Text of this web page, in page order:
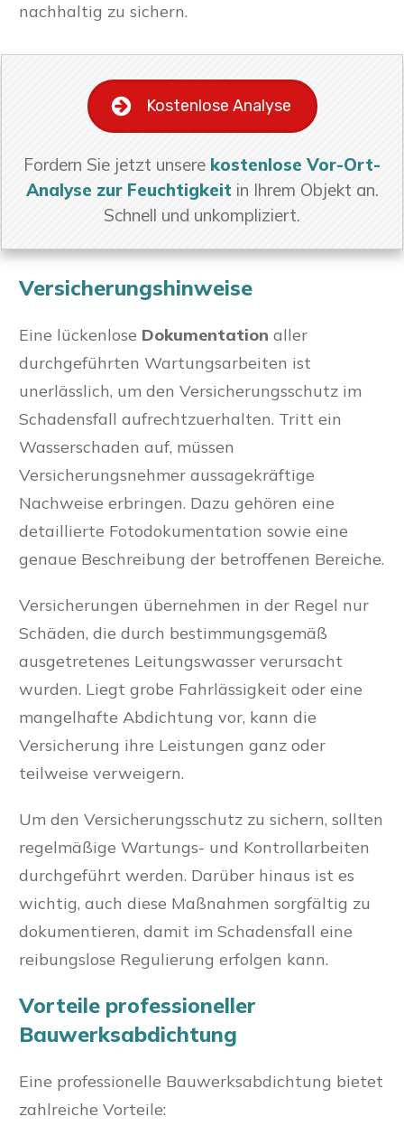
nachhaltig zu sichern.
Kostenlose Analyse
Fordern Sie jetzt unsere kostenlose Vor-Ort-
Analyse zur Feuchtigkeit in Ihrem Objekt an.
Schnell und unkompliziert.
Versicherungshinweise
Eine lückenlose Dokumentation aller
durchgeführten Wartungsarbeiten ist
unerlässlich, um den Versicherungsschutz im
Schadensfall aufrechtzuerhalten. Tritt ein
Wasserschaden auf, müssen
Versicherungsnehmer aussagekräftige
Nachweise erbringen. Dazu gehören eine
detaillierte Fotodokumentation sowie eine
genaue Beschreibung der betroffenen Bereiche.
Versicherungen übernehmen in der Regel nur
Schäden, die durch bestimmungsgemäß
ausgetretenes Leitungswasser verursacht
wurden. Liegt grobe Fahrlässigkeit oder eine
mangelhafte Abdichtung vor, kann die
Versicherung ihre Leistungen ganz oder
teilweise verweigern.
Um den Versicherungsschutz zu sichern, sollten
regelmäßige Wartungs- und Kontrollarbeiten
durchgeführt werden. Darüber hinaus ist es
wichtig, auch diese Maßnahmen sorgfältig zu
dokumentieren, damit im Schadensfall eine
reibungslose Regulierung erfolgen kann.
Vorteile professioneller
Bauwerksabdichtung
Eine professionelle Bauwerksabdichtung bietet
zahlreiche Vorteile: